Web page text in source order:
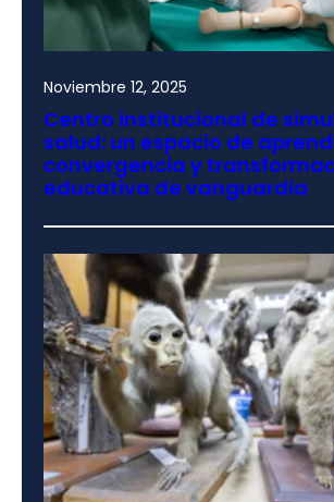
Noviembre 12, 2025
Centro institucional de
salud: un espacio de
convergencia y
educativa de vanguardia